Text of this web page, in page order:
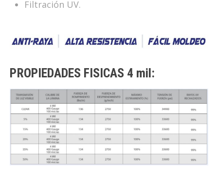
Filtración UV.
PROPIEDADES FISICAS 4 mil: